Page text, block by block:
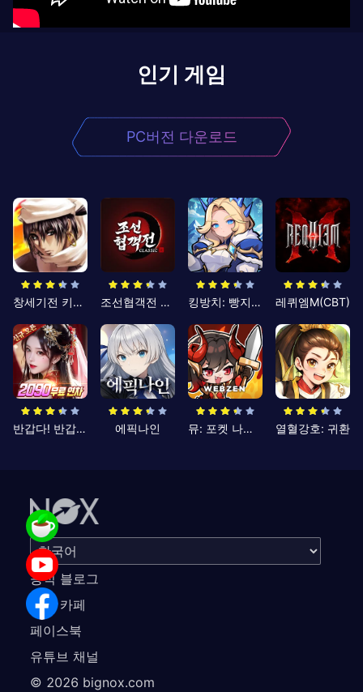
인기 게임
PC버전 다운로드
창세기전 키우기 조선협객전 클래식 킹방치: 빵지의 제왕 레퀴엠M(CBT)
반갑다! 반갑삼국지 에픽나인 뮤: 포켓 나이츠 열혈강호: 귀환
공식 블로그
공식 카페
페이스북
유튜브 채널
© 2026 bignox.com